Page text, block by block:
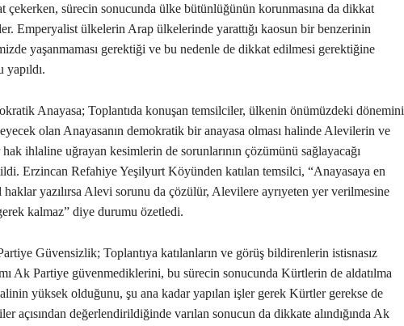
çekerken, sürecin sonucunda ülke bütünlüğünün korunmasına da dikkat
Emperyalist ülkelerin Arap ülkelerinde yarattığı kaosun bir benzerinin
yaşanmaması gerektiği ve bu nedenle de dikkat edilmesi gerektiğine
yapıldı.
Anayasa; Toplantıda konuşan temsilciler, ülkenin önümüzdeki dönemini
olan Anayasanın demokratik bir anayasa olması halinde Alevilerin ve
ihlaline uğrayan kesimlerin de sorunlarının çözümünü sağlayacağı
Erzincan Refahiye Yeşilyurt Köyünden katılan temsilci, “Anayasaya en
haklar yazılırsa Alevi sorunu da çözülür, Alevilere ayrıyeten yer verilmesine
kalmaz” diye durumu özetledi.
Güvensizlik; Toplantıya katılanların ve görüş bildirenlerin istisnasız
Ak Partiye güvenmediklerini, bu sürecin sonucunda Kürtlerin de aldatılma
yüksek olduğunu, şu ana kadar yapılan işler gerek Kürtler gerekse de
açısından değerlendirildiğinde varılan sonucun da dikkate alındığında Ak